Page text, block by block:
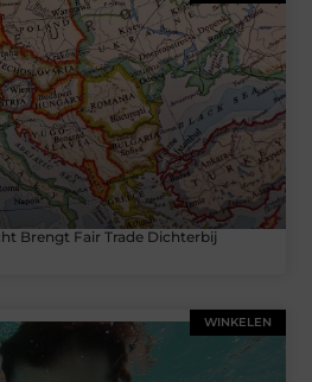
Brengt Fair Trade Dichterbij
WINKELEN